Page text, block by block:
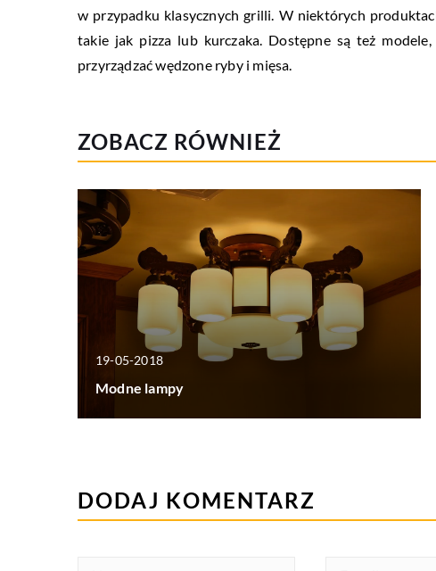
w przypadku klasycznych grilli. W niektórych
takie jak pizza lub kurczaka. Dostępne są też
przyrządzać wędzone ryby i mięsa.
ZOBACZ RÓWNIEŻ
19-05-2018
Modne lampy
DODAJ KOMENTARZ